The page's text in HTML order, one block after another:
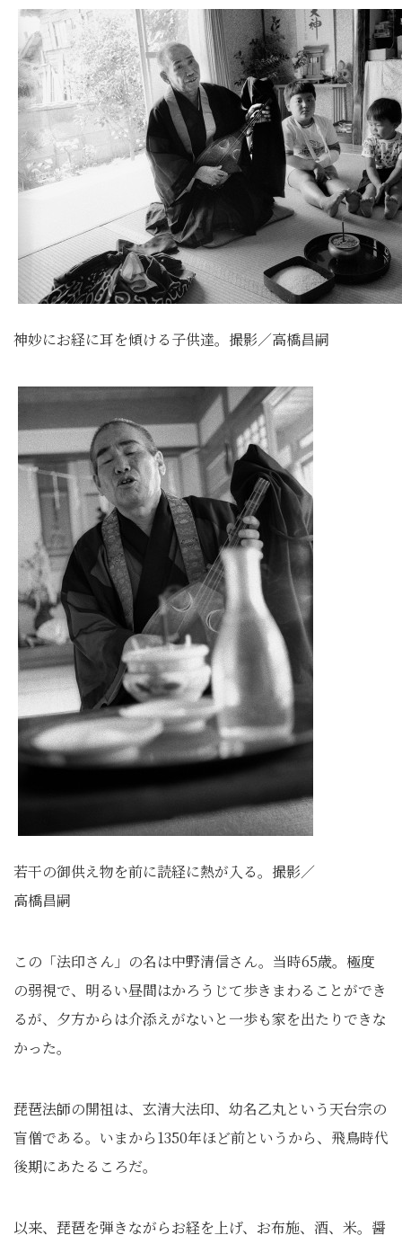
神妙にお経に耳を傾ける子供達。撮影／高橋昌嗣
若干の御供え物を前に読経に熱が入る。撮影／
高橋昌嗣
この「法印さん」の名は中野清信さん。当時65歳。極度
の弱視で、明るい昼間はかろうじて歩きまわることができ
るが、夕方からは介添えがないと一歩も家を出たりできな
かった。
琵琶法師の開祖は、玄清大法印、幼名乙丸という天台宗の
盲僧である。いまから1350年ほど前というから、飛鳥時代
後期にあたるころだ。
以来、琵琶を弾きながらお経を上げ、お布施、酒、米。醤